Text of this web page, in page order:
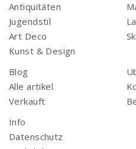
Antiquitäten
Jugendstil
Art Deco
Kunst & Design
Blog
Alle artikel
Verkauft
Info
Datenschutz